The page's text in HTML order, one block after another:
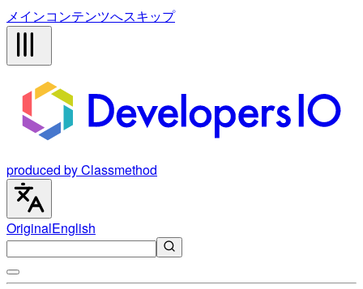
メインコンテンツへスキップ
produced by Classmethod
OriginalEnglish